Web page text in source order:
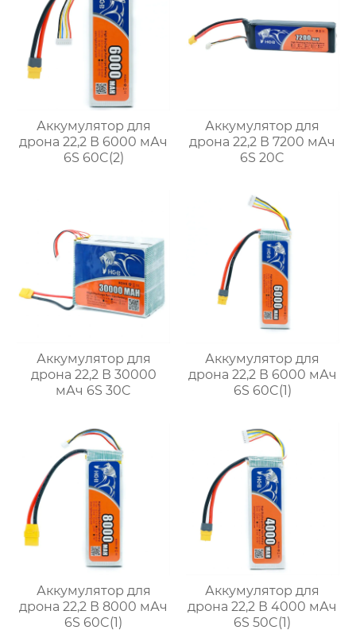
Аккумулятор для
дрона 22,2 В 6000 мАч
6S 60C(2)
Аккумулятор для
дрона 22,2 В 7200 мАч
6S 20C
Аккумулятор для
дрона 22,2 В 30000
мАч 6S 30C
Аккумулятор для
дрона 22,2 В 6000 мАч
6S 60C(1)
Аккумулятор для
дрона 22,2 В 8000 мАч
6S 60C(1)
Аккумулятор для
дрона 22,2 В 4000 мАч
6S 50C(1)